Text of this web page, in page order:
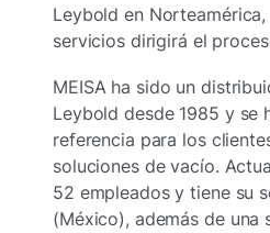
Leybold en
servicios dirigirá el
MEISA ha sido un
Leybold desde 1985 y se
referencia para los
soluciones de vacío.
52 empleados y tiene su
(México), además de una